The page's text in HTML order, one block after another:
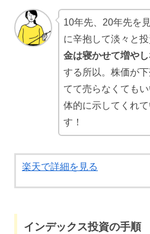
10年先、20年先を
に辛抱して淡々と
金は寝かせて増やし
する所以。株価が
てて売らなくても
体的に示してくれ
す！
楽天で詳細を見る
インデックス投資の手順